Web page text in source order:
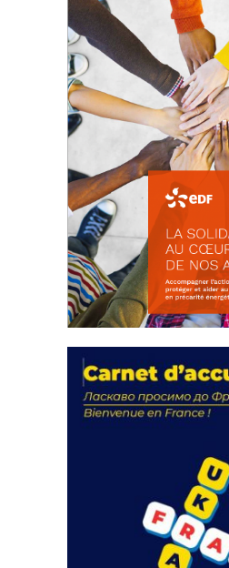
FEUILLETER
actions
18 septembre 2023
FEUILLETER